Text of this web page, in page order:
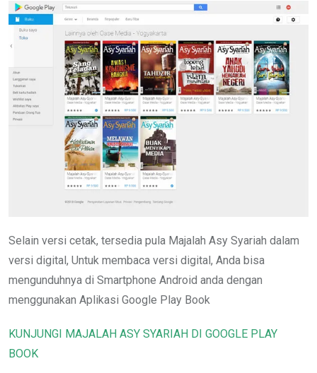
Selain versi cetak, tersedia pula Majalah Asy Syariah dalam
versi digital, Untuk membaca versi digital, Anda bisa
mengunduhnya di Smartphone Android anda dengan
menggunakan Aplikasi Google Play Book
KUNJUNGI MAJALAH ASY SYARIAH DI GOOGLE PLAY
BOOK